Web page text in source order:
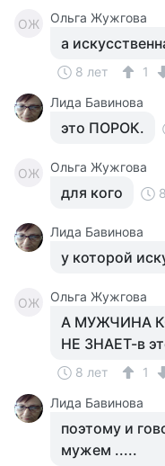
ОЖ Ольга Жужгова
а
8 лет
1
Лида Бавинова
это ПОРОК.
ОЖ Ольга Жужгова
для кого
Лида Бавинова
у которой
ОЖ Ольга Жужгова
А МУЖЧИНА
НЕ ЗНАЕТ-в
8 лет
1
Лида Бавинова
поэтому и
мужем .....